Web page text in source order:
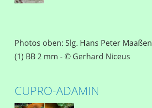
Photos oben: Slg. Hans Peter Maaßen
(1) BB 2 mm - © Gerhard Niceus
CUPRO-ADAMIN